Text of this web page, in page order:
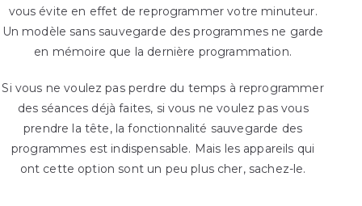
vous évite en effet de reprogrammer votre minuteur.
Un modèle sans sauvegarde des programmes ne garde
en mémoire que la dernière programmation.
Si vous ne voulez pas perdre du temps à reprogrammer
des séances déjà faites, si vous ne voulez pas vous
prendre la tête, la fonctionnalité sauvegarde des
programmes est indispensable. Mais les appareils qui
ont cette option sont un peu plus cher, sachez-le.